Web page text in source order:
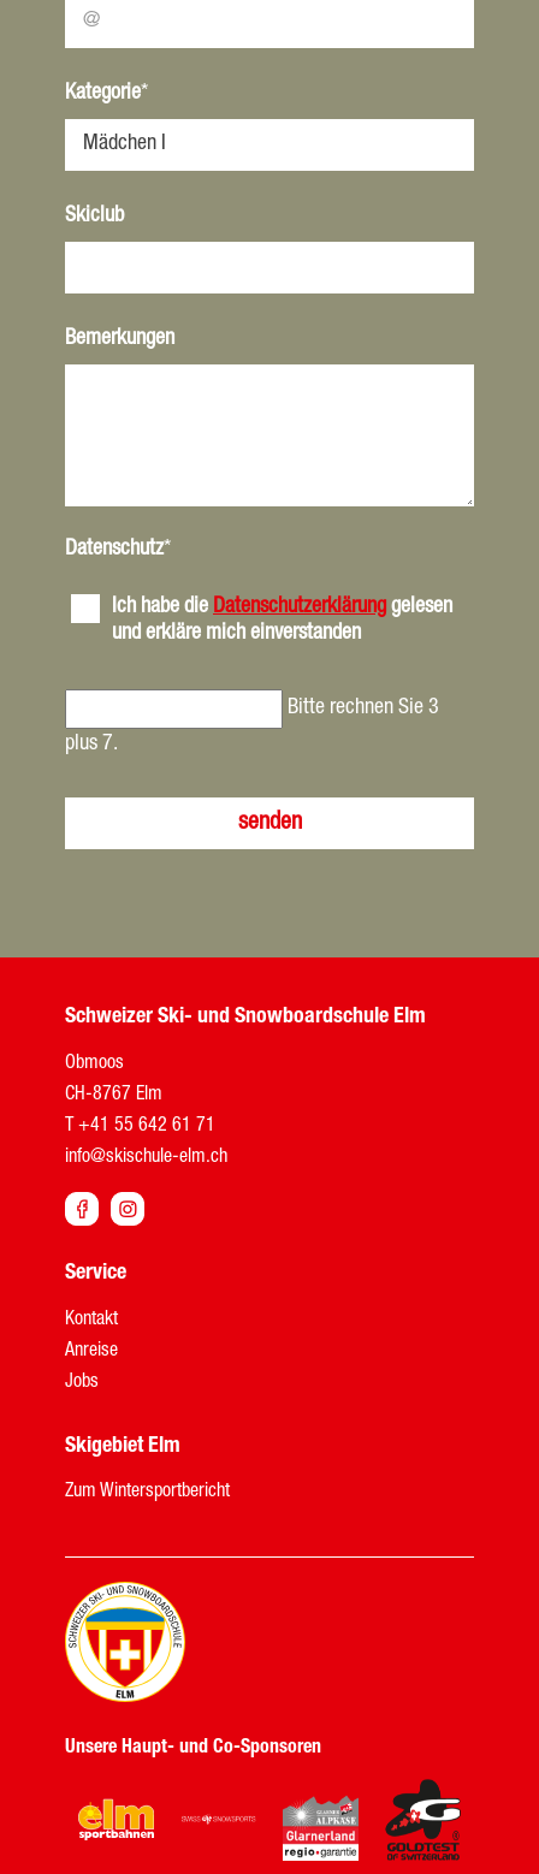
Kategorie*
Skiclub
Bemerkungen
Datenschutz*
Ich habe die Datenschutzerklärung gelesen
und erkläre mich einverstanden
Bitte rechnen Sie 3
plus 7.
senden
Schweizer Ski- und Snowboardschule Elm
Obmoos
CH-8767 Elm
T +41 55 642 61 71
info@skischule-elm.ch
 
Service
Kontakt
Anreise
Jobs
Skigebiet Elm
Zum Wintersportbericht
Unsere Haupt- und Co-Sponsoren